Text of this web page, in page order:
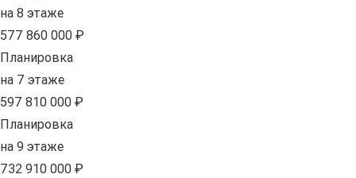
на 8 этаже
577 860 000 ₽
Планировка
на 7 этаже
597 810 000 ₽
Планировка
на 9 этаже
732 910 000 ₽